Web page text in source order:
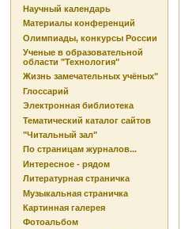
Научный календарь
Материалы конференций
Олимпиады, конкурсы России
Ученые в образовательной
области "Технология"
Жизнь замечательных учёных"
Глоссарий
Электронная библиотека
Тематический каталог сайтов
"Читальный зал"
По страницам журналов...
Интересное - рядом
Литературная страничка
Музыкальная страничка
Картинная галерея
Фотоальбом